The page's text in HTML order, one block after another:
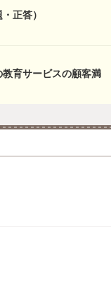
正答）
教育サービスの顧客満